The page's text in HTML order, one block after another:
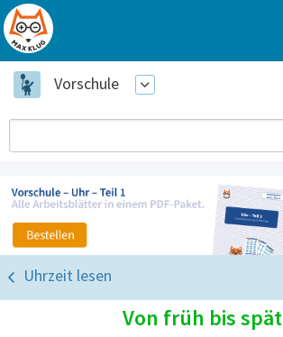
Vorschule
Uhrzeit lesen
Von früh bis spät